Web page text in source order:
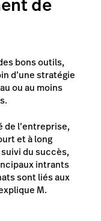
de
bons outils,
d’une stratégie
ou au moins
de l’entreprise,
et à long
du succès,
intrants
sont liés aux
M.